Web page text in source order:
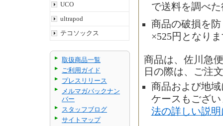
UCO
ultrapod
テコソックス
取扱商品一覧
ご利用ガイド
プレスリリース
メルマガバックナン
バー
スタッフブログ
サイトマップ
で送料を調べ
商品の破損を
×525円となり
商品は、佐川急
日の際は、ご注
商品および地
ケースもござ
法の詳しい説